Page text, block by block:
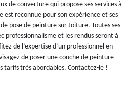
de couverture qui propose ses services à
est reconnue pour son expérience et ses
pose de peinture sur toiture. Toutes ses
professionnalisme et les rendus seront à
de l’expertise d’un professionnel en
de poser une couche de peinture
tarifs très abordables. Contactez-le !